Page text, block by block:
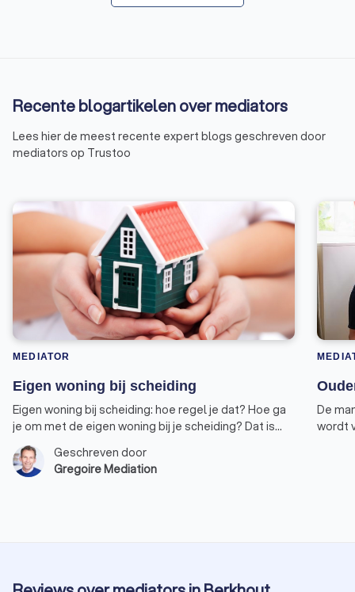
Recente blogartikelen over mediators
Lees hier de meest recente expert blogs geschreven door
mediators op Trustoo
MEDIATOR
Eigen woning bij scheiding
Eigen woning bij scheiding: hoe regel je dat? Hoe ga
je om met de eigen woning bij je scheiding? Dat is
een lastige. Je hebt te maken met de
eigenwoningregeling, en die is bij scheiding nogal
ingewikkeld om toe te passen.
Geschreven door
Gregoire Mediation
De
wordt